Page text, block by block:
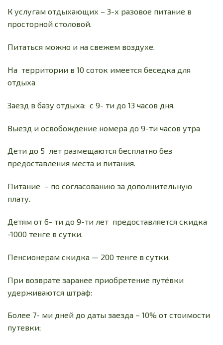
К услугам отдыхающих – 3-х разовое питание в
просторной столовой.
Питаться можно и на свежем воздухе.
На территории в 10 соток имеется беседка для
отдыха
Заезд в базу отдыха: с 9- ти до 13 часов дня.
Выезд и освобождение номера до 9-ти часов утра
Дети до 5 лет размещаются бесплатно без
предоставления места и питания.
Питание – по согласованию за дополнительную
плату.
Детям от 6- ти до 9-ти лет предоставляется скидка
-1000 тенге в сутки.
Пенсионерам скидка — 200 тенге в сутки.
При возврате заранее приобретение путёвки
удерживаются штраф:
Более 7- ми дней до даты заезда – 10% от стоимости
путевки;